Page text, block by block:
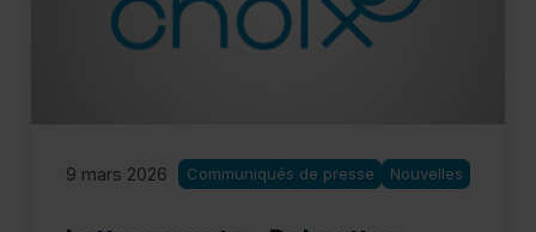
9 mars 2026 Communiqués de presse Nouvelles